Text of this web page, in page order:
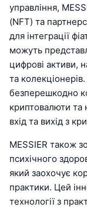
управління,
(NFT) та
для інтеграції
можуть
цифрові активи,
та
безперешкодно
криптовалюти
вхід та вихід з
MESSIER також
психічного
який заохочує
практики. Цей
технології з